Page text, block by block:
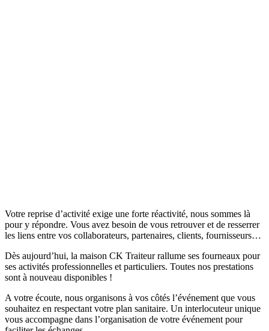
Votre reprise d’activité exige une forte réactivité, nous sommes là
pour y répondre. Vous avez besoin de vous retrouver et de resserrer
les liens entre vos collaborateurs, partenaires, clients, fournisseurs…
Dès aujourd’hui, la maison CK Traiteur rallume ses fourneaux pour
ses activités professionnelles et particuliers. Toutes nos prestations
sont à nouveau disponibles !
A votre écoute, nous organisons à vos côtés l’événement que vous
souhaitez en respectant votre plan sanitaire. Un interlocuteur unique
vous accompagne dans l’organisation de votre événement pour